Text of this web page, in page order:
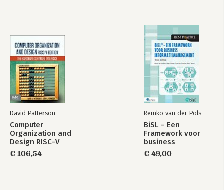
David Patterson
Computer
Organization and
Design RISC-V
Edition
€ 106,54
Remko van der Pols
BiSL – Een
Framework voor
business
€ 49,00